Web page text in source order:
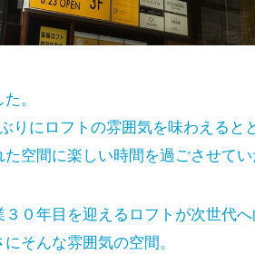
。
りにロフトの雰囲気を味わえると
空間に楽しい時間を過ごさせてい
０年目を迎えるロフトが次世代
そんな雰囲気の空間。